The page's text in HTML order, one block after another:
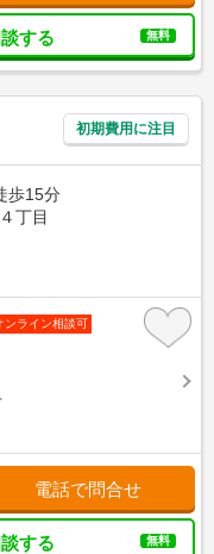
する 無料
初期費用に注目
歩15分
丁目
ンライン相談可
電話で問合せ
する 無料